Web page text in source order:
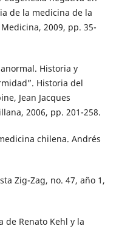
de la medicina de la
2009, pp. 35-
Historia y
Historia del
Jean Jacques
2006, pp. 201-258.
chilena. Andrés
Zig-Zag, no. 47, año 1,
de Renato Kehl y la